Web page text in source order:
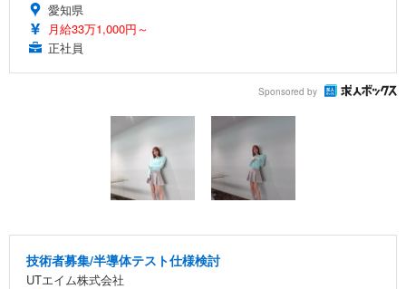
愛知県
月給33万1,000円～
正社員
Sponsored by
技術者募集/半導体テスト仕様検討
UTエイム株式会社